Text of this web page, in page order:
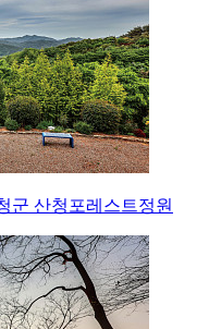
군 산청포레스트정원